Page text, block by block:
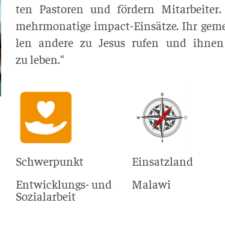
ten Pas­to­ren und för­dern
mehr­mo­na­ti­ge impact-Ein­sät­ze. Ihr
len ande­re zu Jesus rufen und
zu leben.“
Schwerpunkt
Entwicklungs- und
Sozialarbeit
Einsatzland
Malawi